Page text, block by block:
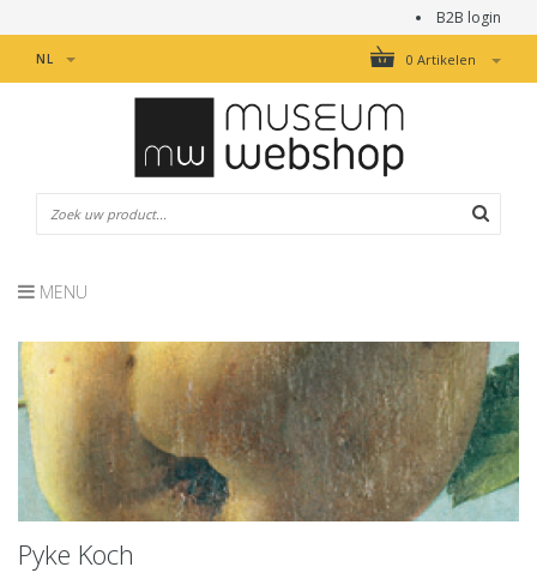
B2B login
0 Artikelen
NL
MENU
Pyke Koch